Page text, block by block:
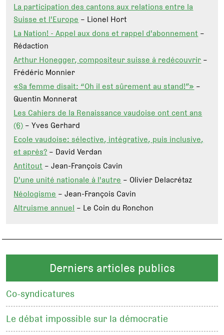
La participation des cantons aux relations entre la
Suisse et l'Europe– Lionel Hort
La Nation! - Appel aux dons et rappel d'abonnement–
Rédaction
Arthur Honegger, compositeur suisse à redécouvrir–
Frédéric Monnier
«Sa femme disait: “Oh il est sûrement au stand!”»–
Quentin Monnerat
Les Cahiers de la Renaissance vaudoise ont cent ans
(6)– Yves Gerhard
Ecole vaudoise: sélective, intégrative, puis inclusive,
et après?– David Verdan
Antitout– Jean-François Cavin
D'une unité nationale à l'autre– Olivier Delacrétaz
Néologisme– Jean-François Cavin
Altruisme annuel– Le Coin du Ronchon
Derniers articles publics
Co-syndicatures
Le débat impossible sur la démocratie